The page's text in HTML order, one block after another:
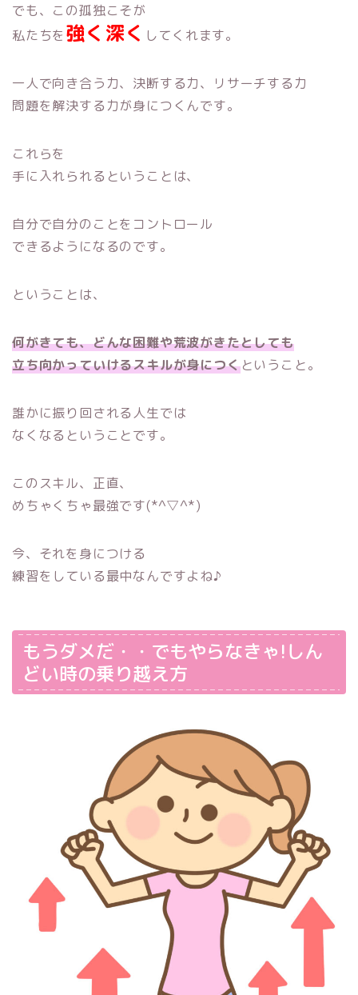
でも、この孤独こそが
私たちを 強く深く してくれます。
一人で向き合う力、決断する力、リサーチする力
問題を解決する力が身につくんです。
これらを
手に入れられるということは、
自分で自分のことをコントロール
できるようになるのです。
ということは、
何がきても、どんな困難や荒波がきたとしても
立ち向かっていけるスキルが身につくということ。
誰かに振り回される人生では
なくなるということです。
このスキル、正直、
めちゃくちゃ最強です(*^▽^*)
今、それを身につける
練習をしている最中なんですよね♪
もうダメだ・・でもやらなきゃ!しん
どい時の乗り越え方